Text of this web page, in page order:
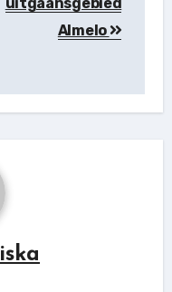
Almelo